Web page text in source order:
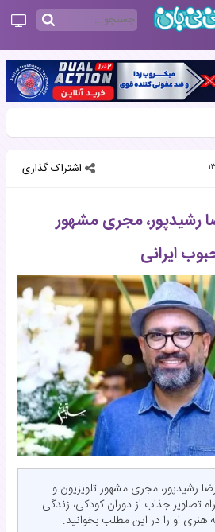
اشتراک گذاری
رشیدپور، مجری مشهور
ایرانی
رشیدپور، مجری مشهور تلویزیون و
تصاویر جذاب از دوران کودکی، زندگی
هنری او را در این مطلب بخوانید.